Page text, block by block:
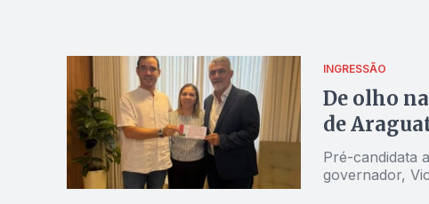
INGRESSÃO
De olho
de
Pré-candidata
governador,